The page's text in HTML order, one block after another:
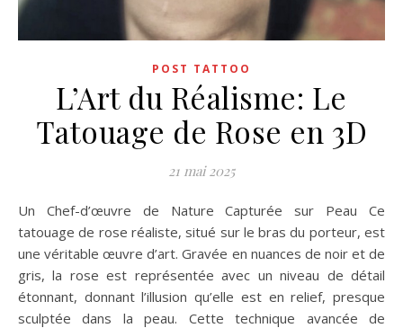
POST TATTOO
L’Art du Réalisme: Le
Tatouage de Rose en 3D
21 mai 2025
Un Chef-d’œuvre de Nature Capturée sur Peau Ce
tatouage de rose réaliste, situé sur le bras du porteur, est
une véritable œuvre d’art. Gravée en nuances de noir et de
gris, la rose est représentée avec un niveau de détail
étonnant, donnant l’illusion qu’elle est en relief, presque
sculptée dans la peau. Cette technique avancée de